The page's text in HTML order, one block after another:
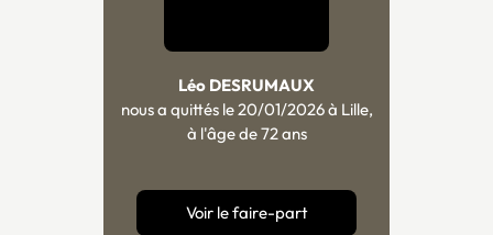
Léo DESRUMAUX
nous a quittés le 20/01/2026 à Lille,
à l'âge de 72 ans
Voir le faire-part